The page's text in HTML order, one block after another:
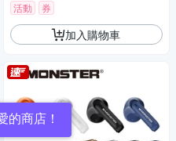
的商店！
活動 券
加入購物車